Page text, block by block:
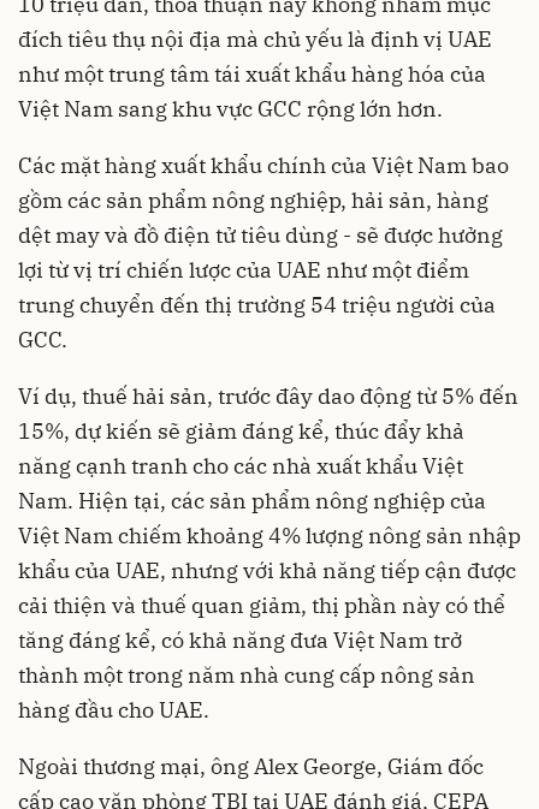
đích tiêu thụ nội địa mà chủ yếu là định vị UAE
như một trung tâm tái xuất khẩu hàng hóa của
Việt Nam sang khu vực GCC rộng lớn hơn.
Các mặt hàng xuất khẩu chính của Việt Nam bao
gồm các sản phẩm nông nghiệp, hải sản, hàng
dệt may và đồ điện tử tiêu dùng - sẽ được hưởng
lợi từ vị trí chiến lược của UAE như một điểm
trung chuyển đến thị trường 54 triệu người của
GCC.
Ví dụ, thuế hải sản, trước đây dao động từ 5% đến
15%, dự kiến ​​sẽ giảm đáng kể, thúc đẩy khả
năng cạnh tranh cho các nhà xuất khẩu Việt
Nam. Hiện tại, các sản phẩm nông nghiệp của
Việt Nam chiếm khoảng 4% lượng nông sản nhập
khẩu của UAE, nhưng với khả năng tiếp cận được
cải thiện và thuế quan giảm, thị phần này có thể
tăng đáng kể, có khả năng đưa Việt Nam trở
thành một trong năm nhà cung cấp nông sản
hàng đầu cho UAE.
Ngoài thương mại, ông Alex George, Giám đốc
cấp cao văn phòng TBI tại UAE đánh giá, CEPA